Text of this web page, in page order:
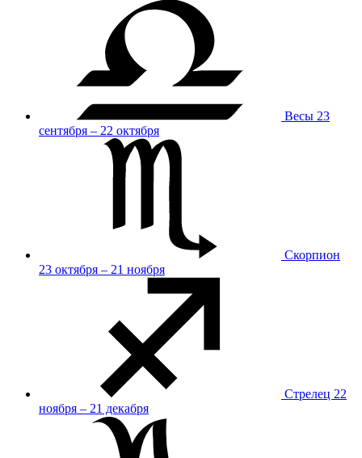
Весы 23
сентября – 22 октября
Скорпион
23 октября – 21 ноября
Стрелец 22
ноября – 21 декабря